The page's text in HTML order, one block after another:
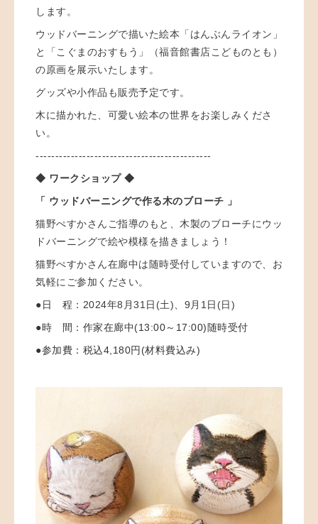
します。
ウッドバーニングで描いた絵本「はんぶんライオン」
と「こぐまのおすもう」（福音館書店こどものとも）
の原画を展示いたします。
グッズや小作品も販売予定です。
木に描かれた、可愛い絵本の世界をお楽しみくださ
い。
---------------------------------------------
◆ ワークショップ ◆
「 ウッドバーニングで作る木のブローチ 」
猫野ぺすかさんご指導のもと、木製のブローチにウッ
ドバーニングで絵や模様を描きましょう！
猫野ぺすかさん在廊中は随時受付していますので、お
気軽にご参加ください。
●日 程： 2024年8月31日(土)、9月1日(日)
●時 間：作家在廊中(13:00～17:00)随時受付
●参加費： 税込4,180円(材料費込み)